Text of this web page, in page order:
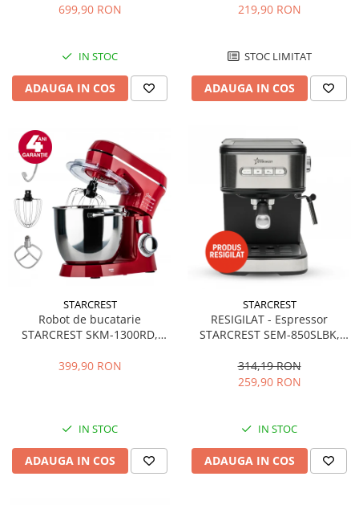
Neagra
699,90 RON
IN STOC
ADAUGA IN COS
programe, Negru
219,90 RON
STOC LIMITAT
ADAUGA IN COS
STARCREST
Robot de bucatarie
STARCREST SKM-1300RD,
Accesorii, 10 Viteze + Pulse,
399,90 RON
IN STOC
ADAUGA IN COS
STARCREST
RESIGILAT - Espressor
STARCREST SEM-850SLBK,
detasabil 1.5L, dispozitiv
spumare, filtru dublu din
314,19 RON
259,90 RON
IN STOC
ADAUGA IN COS